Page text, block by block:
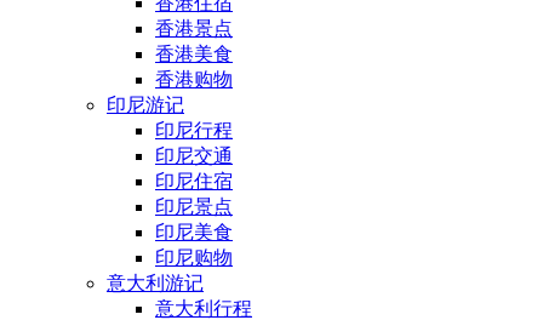
香港景点
香港美食
香港购物
印尼游记
印尼行程
印尼交通
印尼住宿
印尼景点
印尼美食
印尼购物
意大利游记
意大利行程